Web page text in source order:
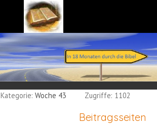
Kategorie:Woche 43 Zugriffe: 1102
Beitragsseiten